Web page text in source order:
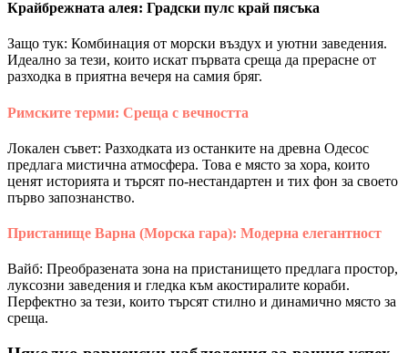
Крайбрежната алея: Градски пулс край пясъка
Защо тук: Комбинация от морски въздух и уютни заведения.
Идеално за тези, които искат първата среща да прерасне от
разходка в приятна вечеря на самия бряг.
Римските терми: Среща с вечността
Локален съвет: Разходката из останките на древна Одесос
предлага мистична атмосфера. Това е място за хора, които
ценят историята и търсят по-нестандартен и тих фон за своето
първо запознанство.
Пристанище Варна (Морска гара): Модерна елегантност
Вайб: Преобразената зона на пристанището предлага простор,
луксозни заведения и гледка към акостиралите кораби.
Перфектно за тези, които търсят стилно и динамично място за
среща.